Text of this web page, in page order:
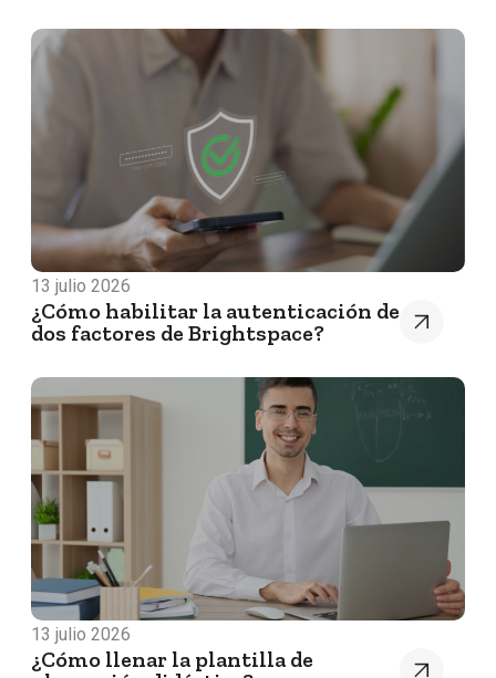
13 julio 2026
¿Cómo habilitar la autenticación de
dos factores de Brightspace?
13 julio 2026
¿Cómo llenar la plantilla de